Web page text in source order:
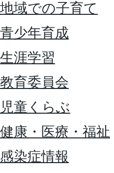
地域での子育て
青少年育成
生涯学習
教育委員会
児童くらぶ
健康・医療・福祉
感染症情報